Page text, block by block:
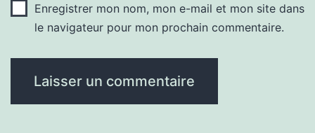
Enregistrer mon nom, mon e-mail et mon site dans
le navigateur pour mon prochain commentaire.